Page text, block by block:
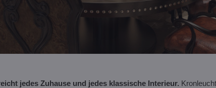
jedes Zuhause und jedes klassische Interieur.